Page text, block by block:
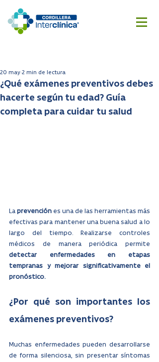
¿Qué exámenes preventivos debes
hacerte según tu edad? Guía
completa para cuidar tu salud
20 may 2 min de lectura
La prevención es una de las herramientas más
efectivas para mantener una buena salud a lo
largo del tiempo. Realizarse controles
detectar enfermedades en etapas
tempranas y mejorar significativamente el
pronóstico.
¿Por qué son importantes los
exámenes preventivos?
Muchas enfermedades pueden desarrollarse
de forma silenciosa, sin presentar síntomas